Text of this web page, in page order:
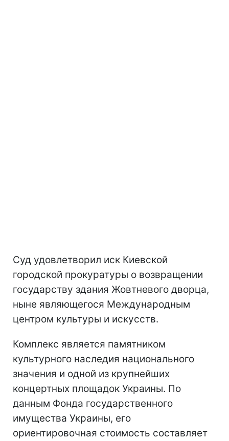
Суд удовлетворил иск Киевской
городской прокуратуры о возвращении
государству здания Жовтневого дворца,
ныне являющегося Международным
центром культуры и искусств.
Комплекс является памятником
культурного наследия национального
значения и одной из крупнейших
концертных площадок Украины. По
данным Фонда государственного
имущества Украины, его
ориентировочная стоимость составляет